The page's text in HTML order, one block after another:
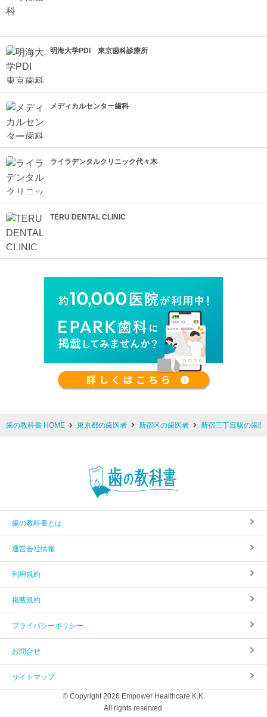
明海大学PDI 東京歯科診療所
メディカルセンター歯科
ライラデンタルクリニック代々木
TERU DENTAL CLINIC
歯の教科書 HOME 東京都の歯医者 新宿区の歯医者 新宿三丁目駅の歯医
歯の教科書とは
運営会社情報
利用規約
掲載規約
プライバシーポリシー
お問合せ
サイトマップ
© Copyright 2026 Empower Healthcare K.K.
All rights reserved.